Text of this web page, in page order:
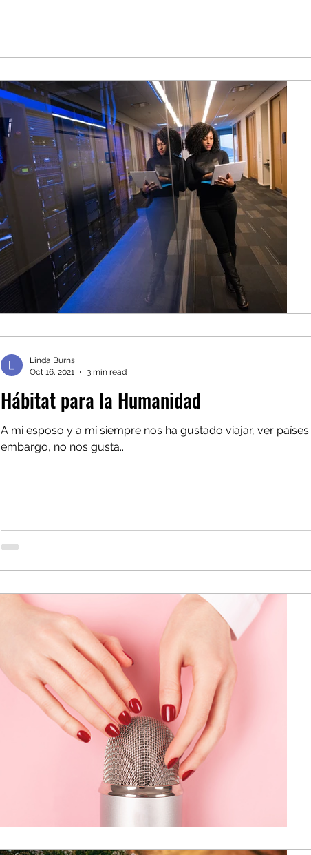
Hábitat para la Humanidad
A mi esposo y a mí siempre nos ha gustado viajar, ver países diferentes y aprender sobre culturas diferentes; sin
embargo, no nos gusta...
Linda Burns
Oct 16, 2021
3 min read